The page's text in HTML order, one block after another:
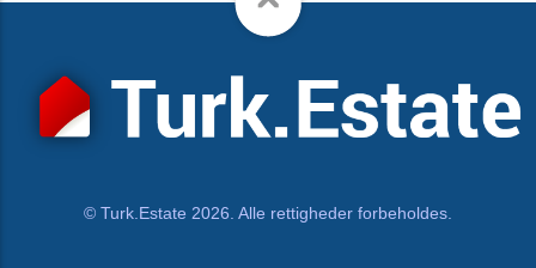
© Turk.Estate 2026. Alle rettigheder forbeholdes.